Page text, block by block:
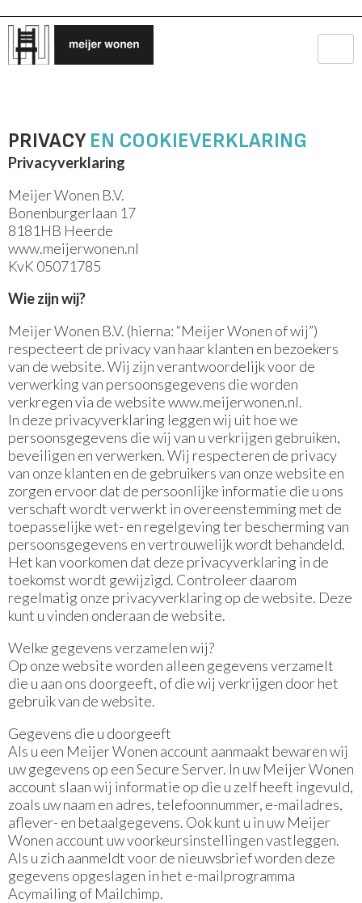
PRIVACYEN COOKIEVERKLARING
Privacyverklaring
Meijer Wonen B.V.
Bonenburgerlaan 17
8181HB Heerde
www.meijerwonen.nl
KvK 05071785
Wie zijn wij?
Meijer Wonen B.V. (hierna: “Meijer Wonen of wij”)
respecteert de privacy van haar klanten en bezoekers
van de website. Wij zijn verantwoordelijk voor de
verwerking van persoonsgegevens die worden
verkregen via de website www.meijerwonen.nl.
In deze privacyverklaring leggen wij uit hoe we
persoonsgegevens die wij van u verkrijgen gebruiken,
beveiligen en verwerken. Wij respecteren de privacy
van onze klanten en de gebruikers van onze website en
zorgen ervoor dat de persoonlijke informatie die u ons
verschaft wordt verwerkt in overeenstemming met de
toepasselijke wet- en regelgeving ter bescherming van
persoonsgegevens en vertrouwelijk wordt behandeld.
Het kan voorkomen dat deze privacyverklaring in de
toekomst wordt gewijzigd. Controleer daarom
regelmatig onze privacyverklaring op de website. Deze
kunt u vinden onderaan de website.
Welke gegevens verzamelen wij?
Op onze website worden alleen gegevens verzamelt
die u aan ons doorgeeft, of die wij verkrijgen door het
gebruik van de website.
Gegevens die u doorgeeft
Als u een Meijer Wonen account aanmaakt bewaren wij
uw gegevens op een Secure Server. In uw Meijer Wonen
account slaan wij informatie op die u zelf heeft ingevuld,
zoals uw naam en adres, telefoonnummer, e-mailadres,
aflever- en betaalgegevens. Ook kunt u in uw Meijer
Wonen account uw voorkeursinstellingen vastleggen.
Als u zich aanmeldt voor de nieuwsbrief worden deze
gegevens opgeslagen in het e-mailprogramma
Acymailing of Mailchimp.